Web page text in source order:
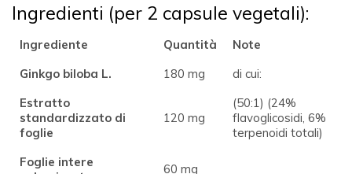
Ingredienti (per 2 capsule vegetali):
Ingrediente Quantità
Note
Ginkgo biloba L.
180 mg
di cui:
Estratto
standardizzato di
foglie
120 mg
(50:1) (24%
flavoglicosidi, 6%
terpenoidi totali)
Foglie intere
60 mg